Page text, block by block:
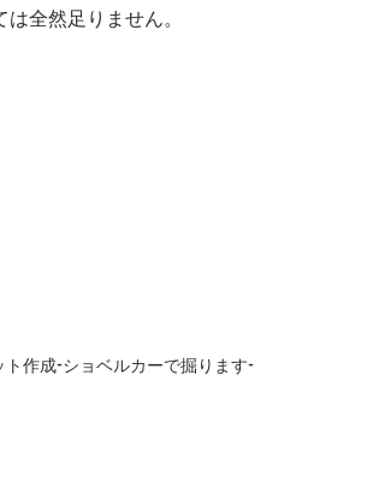
全然足りません。
ト作成-ショベルカーで掘ります-